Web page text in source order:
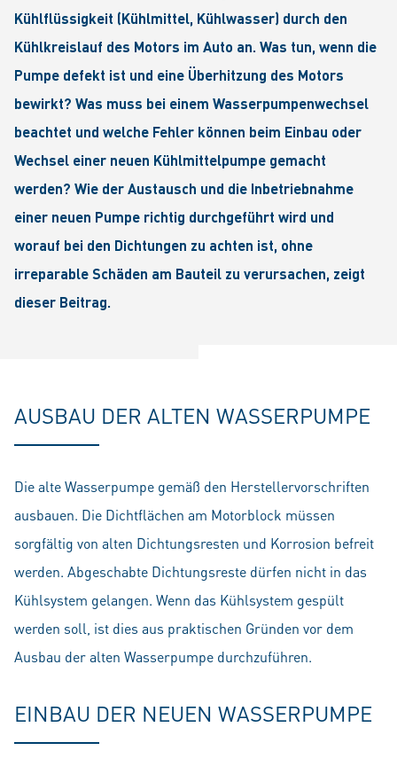
Kühlflüssigkeit (Kühlmittel, Kühlwasser) durch den
Kühlkreislauf des Motors im Auto an. Was tun, wenn die
Pumpe defekt ist und eine Überhitzung des Motors
bewirkt? Was muss bei einem Wasserpumpenwechsel
beachtet und welche Fehler können beim Einbau oder
Wechsel einer neuen Kühlmittelpumpe gemacht
werden? Wie der Austausch und die Inbetriebnahme
einer neuen Pumpe richtig durchgeführt wird und
worauf bei den Dichtungen zu achten ist, ohne
irreparable Schäden am Bauteil zu verursachen, zeigt
dieser Beitrag.
AUSBAU DER ALTEN WASSERPUMPE
Die alte Wasserpumpe gemäß den Herstellervorschriften
ausbauen. Die Dichtflächen am Motorblock müssen
sorgfältig von alten Dichtungsresten und Korrosion befreit
werden. Abgeschabte Dichtungsreste dürfen nicht in das
Kühlsystem gelangen. Wenn das Kühlsystem gespült
werden soll, ist dies aus praktischen Gründen vor dem
Ausbau der alten Wasserpumpe durchzuführen.
EINBAU DER NEUEN WASSERPUMPE